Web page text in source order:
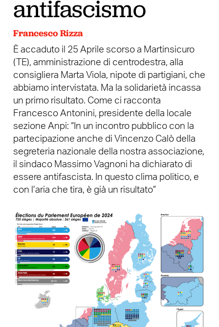
antifascismo
Francesco Rizza
È accaduto il 25 Aprile scorso a Martinsicuro
(TE), amministrazione di centrodestra, alla
consigliera Marta Viola, nipote di partigiani, che
abbiamo intervistata. Ma la solidarietà incassa
un primo risultato. Come ci racconta
Francesco Antonini, presidente della locale
sezione Anpi: “In un incontro pubblico con la
partecipazione anche di Vincenzo Calò della
segreteria nazionale della nostra associazione,
il sindaco Massimo Vagnoni ha dichiarato di
essere antifascista. In questo clima politico, e
con l’aria che tira, è già un risultato”